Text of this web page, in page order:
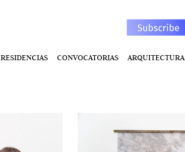
RESIDENCIAS CONVOCATORIAS ARQUITECTURA